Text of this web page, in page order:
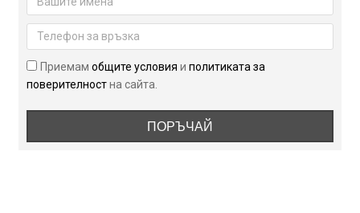
Powder
87
гр
Приемамобщите условияиполитиката за
поверителностна сайта.
ПОРЪЧАЙ